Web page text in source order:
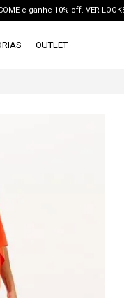
e ganhe 10% off. VER
OUTLET